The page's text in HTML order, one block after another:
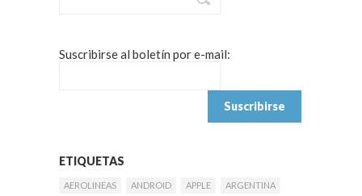
Suscribirse al boletín por e-mail:
ETIQUETAS
AEROLINEAS ANDROID APPLE
ARGENTINA